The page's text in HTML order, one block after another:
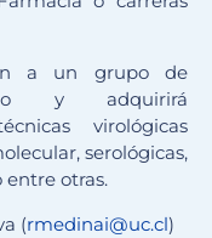
a un grupo de
y adquirirá
virológicas
serológicas,
otras.
(rmedinai@uc.cl)